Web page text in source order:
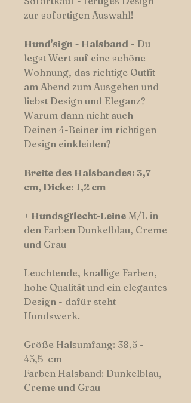
zur sofortigen Auswahl!
Hund'sign - Halsband - Du
legst Wert auf eine schöne
Wohnung, das richtige Outfit
am Abend zum Ausgehen und
liebst Design und Eleganz?
Warum dann nicht auch
Deinen 4-Beiner im richtigen
Design einkleiden?
Breite des Halsbandes: 3,7
cm, Dicke: 1,2 cm
+ Hundsgflecht-Leine M/L in
den Farben Dunkelblau, Creme
und Grau
Leuchtende, knallige Farben,
hohe Qualität und ein elegantes
Design - dafür steht
Hundswerk.
Größe Halsumfang: 38,5 -
45,5 cm
Farben Halsband: Dunkelblau,
Creme und Grau